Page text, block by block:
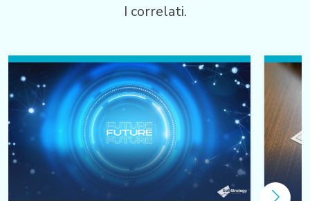
I correlati.